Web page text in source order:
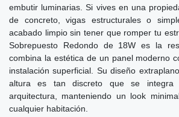
embutir luminarias. Si vives en una
de concreto, vigas estructurales o
acabado limpio sin tener que romper tu
Sobrepuesto Redondo de 18W es la
combina la estética de un panel moderno
instalación superficial. Su diseño
altura es tan discreto que se integra
arquitectura, manteniendo un look
cualquier habitación.